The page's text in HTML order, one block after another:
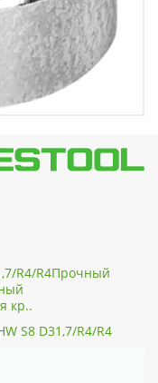
R4/R4Прочный
кр..
S8 D31,7/R4/R4